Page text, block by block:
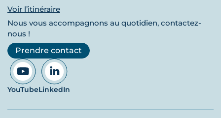
Voir l’itinéraire
Nous vous accompagnons au quotidien, contactez-
nous !
Prendre contact
YouTubeLinkedIn